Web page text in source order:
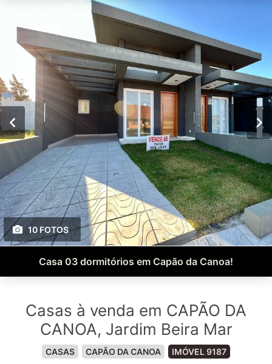
10 FOTOS
Casa 03 dormitórios em Capão da Canoa!
Casas à venda em CAPÃO DA
CANOA, Jardim Beira Mar
CASAS CAPÃO DA CANOA IMÓVEL 9187